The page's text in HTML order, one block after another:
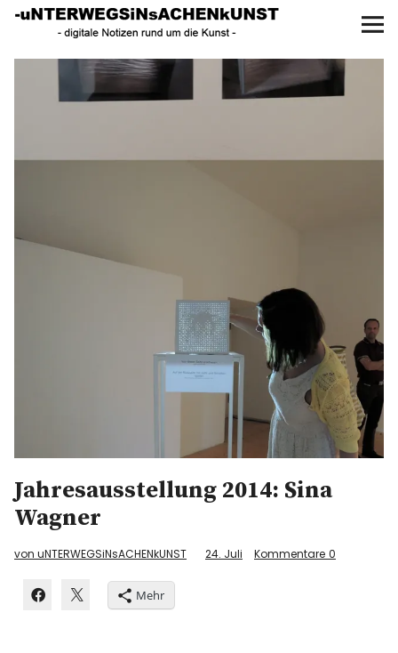
UNTERWEGS IN SACHEN
KUNST
KUNSTSPAZIERGÄNGE
UNSER BUCH
Jahresausstellung 2014: Sina
Wagner
von uNTERWEGSiNsACHENkUNST 24. Juli Kommentare 0
Mehr